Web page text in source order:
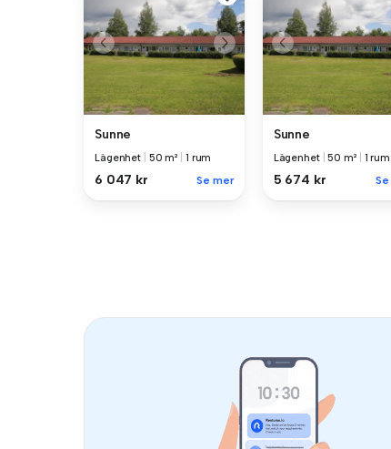
Sunne
Lägenhet 50 m² 1 rum
6 047 kr Se mer
Sunne
Lägenhet |50 m² 1 rum
5 674 kr